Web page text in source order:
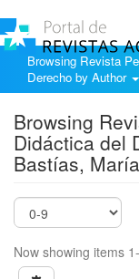
Browsing Revista
Derecho by Author
Browsing
Didáctica del
Bastías,
Now showing items